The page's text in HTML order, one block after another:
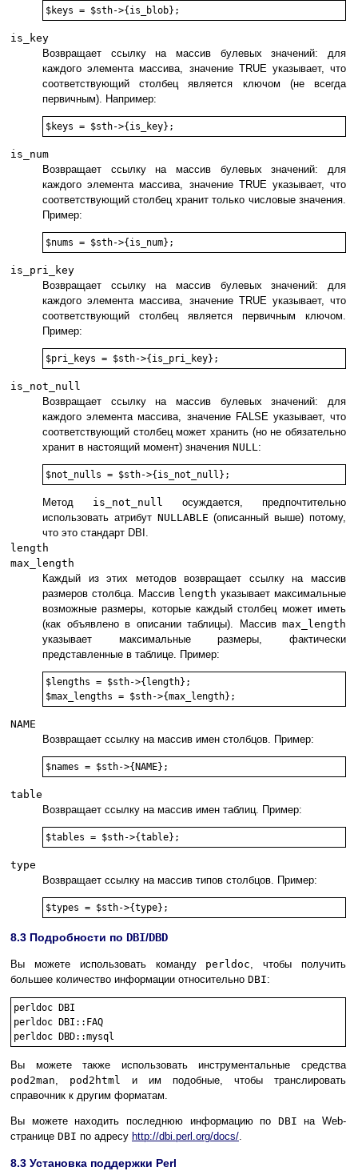
is_key
Возвращает ссылку на массив булевых значений: для
каждого элемента массива, значение TRUE указывает, что
соответствующий столбец является ключом (не всегда
первичным). Например:
is_num
Возвращает ссылку на массив булевых значений: для
каждого элемента массива, значение TRUE указывает, что
соответствующий столбец хранит только числовые значения.
Пример:
is_pri_key
Возвращает ссылку на массив булевых значений: для
каждого элемента массива, значение TRUE указывает, что
соответствующий столбец является первичным ключом.
Пример:
is_not_null
Возвращает ссылку на массив булевых значений: для
каждого элемента массива, значение FALSE указывает, что
соответствующий столбец может хранить (но не обязательно
хранит в настоящий момент) значения NULL:
Метод is_not_null осуждается, предпочтительно
использовать атрибут NULLABLE (описанный выше) потому,
что это стандарт DBI.
length
max_length
Каждый из этих методов возвращает ссылку на массив
размеров столбца. Массив length указывает максимальные
возможные размеры, которые каждый столбец может иметь
(как объявлено в описании таблицы). Массив max_length
указывает максимальные размеры, фактически
представленные в таблице. Пример:
$lengths = $sth->{length};
NAME
Возвращает ссылку на массив имен столбцов. Пример:
table
Возвращает ссылку на массив имен таблиц. Пример:
type
Возвращает ссылку на массив типов столбцов. Пример:
8.3 Подробности по DBI/DBD
Вы можете использовать команду perldoc, чтобы получить
большее количество информации относительно DBI:
perldoc DBI
perldoc DBI::FAQ
Вы можете также использовать инструментальные средства
pod2man, pod2html и им подобные, чтобы транслировать
справочник к другим форматам.
Вы можете находить последнюю информацию по DBI на Web-
странице DBI по адресу http://dbi.perl.org/docs/.
8.3 Установка поддержки Perl